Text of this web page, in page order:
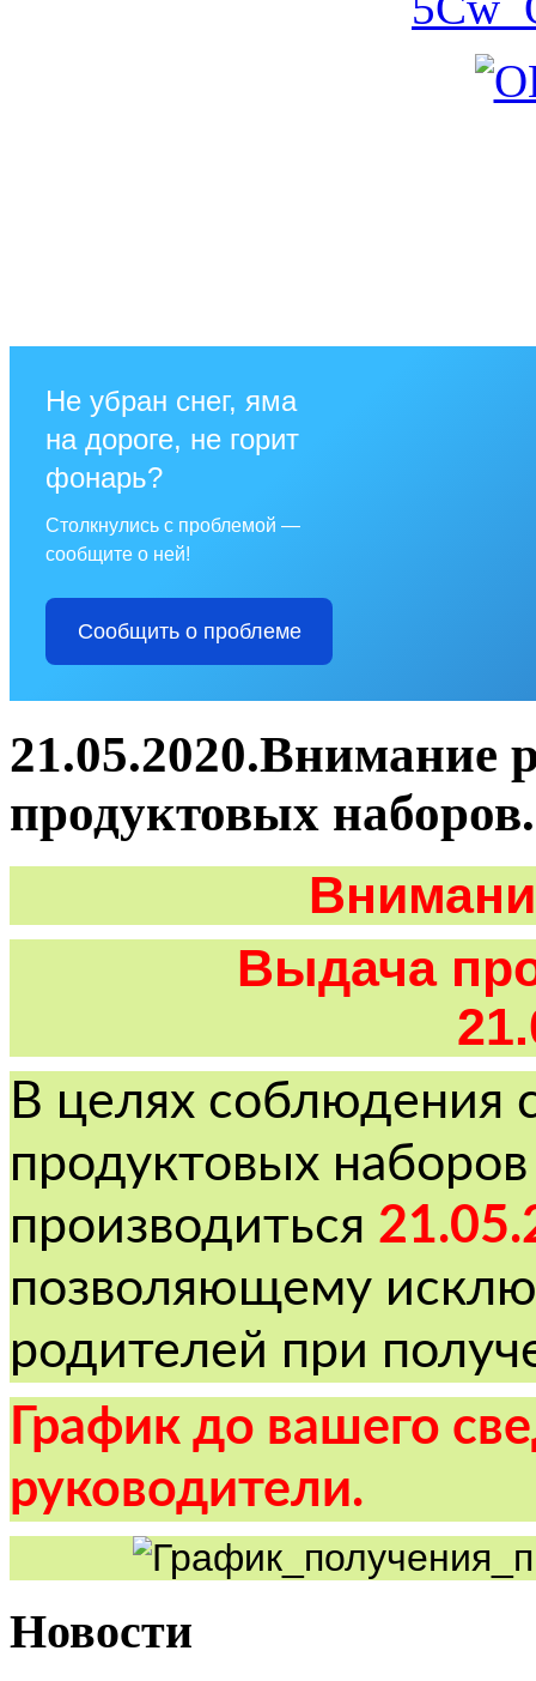
Не убран снег, яма
на дороге, не горит
фонарь?
Столкнулись с проблемой —
сообщите о ней!
Сообщить о проблеме
21.05.2020.Внимание
продуктовых наборов.
Выдача
В целях соблюдения
продуктовых
производиться
позволяющему
родителей при
График до вашего
руководители.
Новости